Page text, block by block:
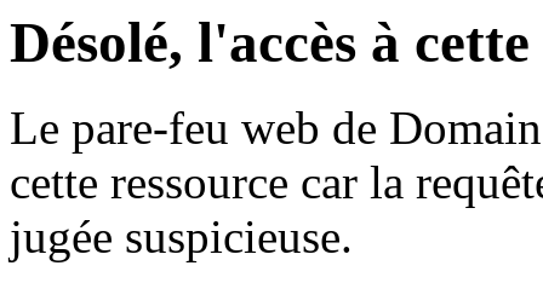
Désolé, l'accès à
Le pare-feu web de
cette ressource car la
jugée suspicieuse.